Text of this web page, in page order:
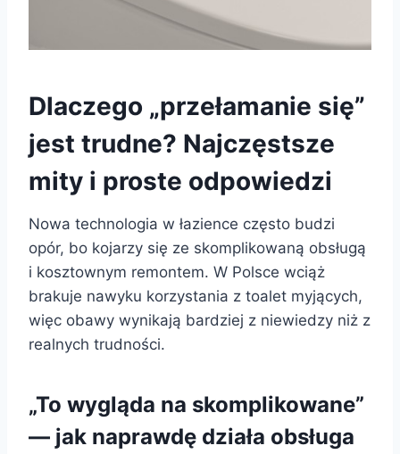
Dlaczego „przełamanie się”
jest trudne? Najczęstsze
mity i proste odpowiedzi
Nowa technologia w łazience często budzi
opór, bo kojarzy się ze skomplikowaną obsługą
i kosztownym remontem. W Polsce wciąż
brakuje nawyku korzystania z toalet myjących,
więc obawy wynikają bardziej z niewiedzy niż z
realnych trudności.
„To wygląda na skomplikowane”
— jak naprawdę działa obsługa